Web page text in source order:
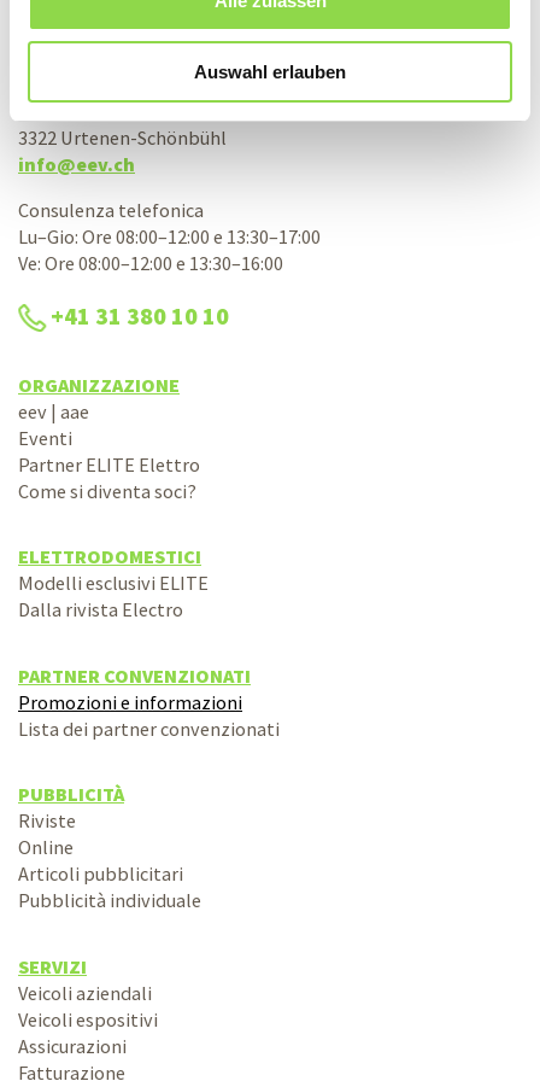
Auswahl erlauben
Associazione svizzera d’acquisto elettrico
aae società cooperativa
Bernstrasse 28
3322 Urtenen-Schönbühl
info@eev.ch
Consulenza telefonica
Lu–Gio: Ore 08:00–12:00 e 13:30–17:00
Ve: Ore 08:00–12:00 e 13:30–16:00
+41 31 380 10 10
ORGANIZZAZIONE
eev | aae
Eventi
Partner ELITE Elettro
Come si diventa soci?
ELETTRODOMESTICI
Modelli esclusivi ELITE
Dalla rivista Electro
PARTNER CONVENZIONATI
Promozioni e informazioni
Lista dei partner convenzionati
PUBBLICITÀ
Riviste
Online
Articoli pubblicitari
Pubblicità individuale
SERVIZI
Veicoli aziendali
Veicoli espositivi
Assicurazioni
Fatturazione